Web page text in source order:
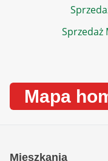
Sprzedaż
Mapa
Mieszkania